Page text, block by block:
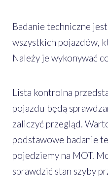
Badanie techniczne
wszystkich pojazdów,
Należy je wykonywać
Lista kontrolna
pojazdu będą
zaliczyć przegląd.
podstawowe badanie
pojedziemy na MOT.
sprawdzić stan szyby